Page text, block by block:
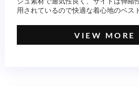
用されているので快適な着心地のベス
VIEW MORE